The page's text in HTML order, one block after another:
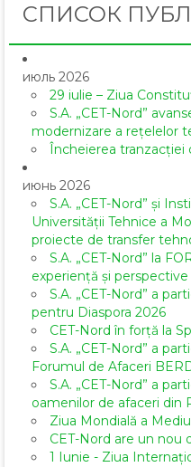
СПИСОК
июль 2026
29 iulie – Ziua
S.A. „CET-Nord”
modernizare a rețelelor
Încheierea tranzacției
июнь 2026
S.A. „CET-Nord” și
Universității Tehnice a
proiecte de transfer
S.A. „CET-Nord” la
experiență și
S.A. „CET-Nord” a
pentru Diaspora 2026
CET-Nord în forță la
S.A. „CET-Nord” a
Forumul de Afaceri
S.A. „CET-Nord” a
oamenilor de afaceri din
Ziua Mondială a
CET-Nord are un nou
1 Iunie - Ziua